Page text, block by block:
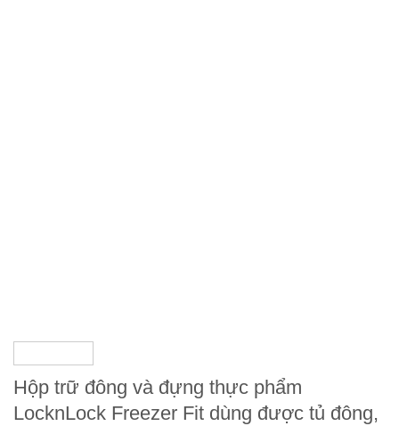
Hộp trữ đông và đựng thực phẩm
LocknLock Freezer Fit dùng được tủ đông,